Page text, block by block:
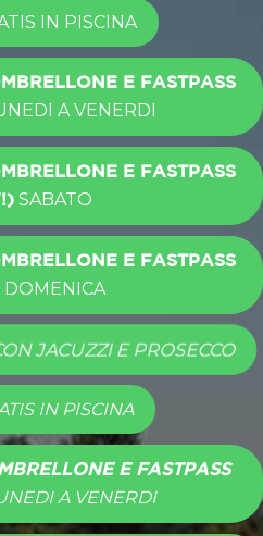
IN PISCINA
E FASTPASS
A VENERDI
E FASTPASS
SABATO
E FASTPASS
DOMENICA
JACUZZI E PROSECCO
IN PISCINA
E FASTPASS
A VENERDI